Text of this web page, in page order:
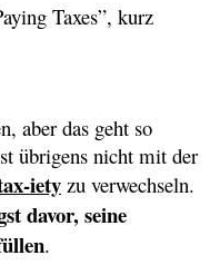
Taxes”, kurz
aber das geht so
übrigens nicht mit der
iety zu verwechseln.
davor, seine
.